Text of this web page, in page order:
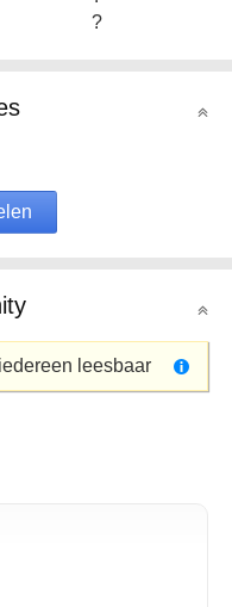
?
leesbaar